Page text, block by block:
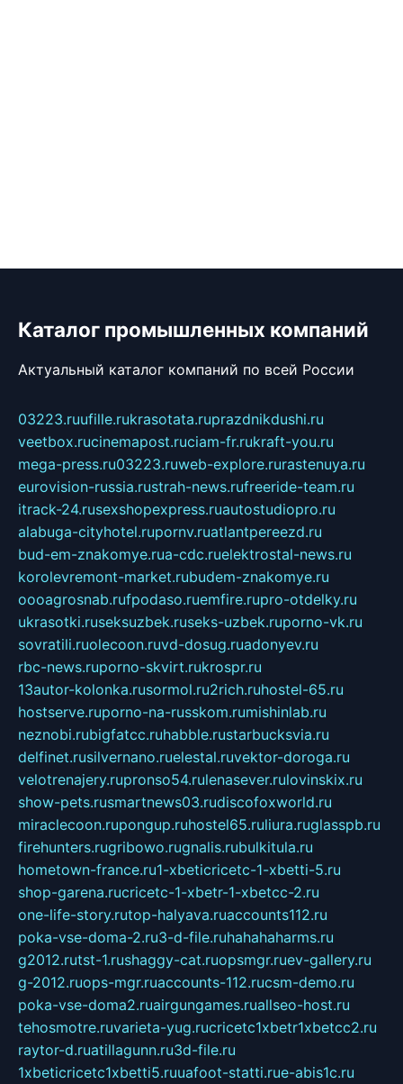
Каталог промышленных компаний
Актуальный каталог компаний по всей России
03223.ruufille.rukrasotata.ruprazdnikdushi.ru
veetbox.rucinemapost.ruciam-fr.rukraft-you.ru
mega-press.ru03223.ruweb-explore.rurastenuya.ru
eurovision-russia.rustrah-news.rufreeride-team.ru
itrack-24.rusexshopexpress.ruautostudiopro.ru
alabuga-cityhotel.rupornv.ruatlantpereezd.ru
bud-em-znakomye.rua-cdc.ruelektrostal-news.ru
korolevremont-market.rubudem-znakomye.ru
oooagrosnab.rufpodaso.ruemfire.rupro-otdelky.ru
ukrasotki.ruseksuzbek.ruseks-uzbek.ruporno-vk.ru
sovratili.ruolecoon.ruvd-dosug.ruadonyev.ru
rbc-news.ruporno-skvirt.rukrospr.ru
13autor-kolonka.rusormol.ru2rich.ruhostel-65.ru
hostserve.ruporno-na-russkom.rumishinlab.ru
neznobi.rubigfatcc.ruhabble.rustarbucksvia.ru
delfinet.rusilvernano.ruelestal.ruvektor-doroga.ru
velotrenajery.rupronso54.rulenasever.rulovinskix.ru
show-pets.rusmartnews03.rudiscofoxworld.ru
miraclecoon.rupongup.ruhostel65.ruliura.ruglasspb.ru
firehunters.rugribowo.rugnalis.rubulkitula.ru
hometown-france.ru1-xbeticricetc-1-xbetti-5.ru
shop-garena.rucricetc-1-xbetr-1-xbetcc-2.ru
one-life-story.rutop-halyava.ruaccounts112.ru
poka-vse-doma-2.ru3-d-file.ruhahahaharms.ru
g2012.rutst-1.rushaggy-cat.ruopsmgr.ruev-gallery.ru
g-2012.ruops-mgr.ruaccounts-112.rucsm-demo.ru
poka-vse-doma2.ruairgungames.ruallseo-host.ru
tehosmotre.ruvarieta-yug.rucricetc1xbetr1xbetcc2.ru
raytor-d.ruatillagunn.ru3d-file.ru
1xbeticricetc1xbetti5.ruuafoot-statti.rue-abis1c.ru